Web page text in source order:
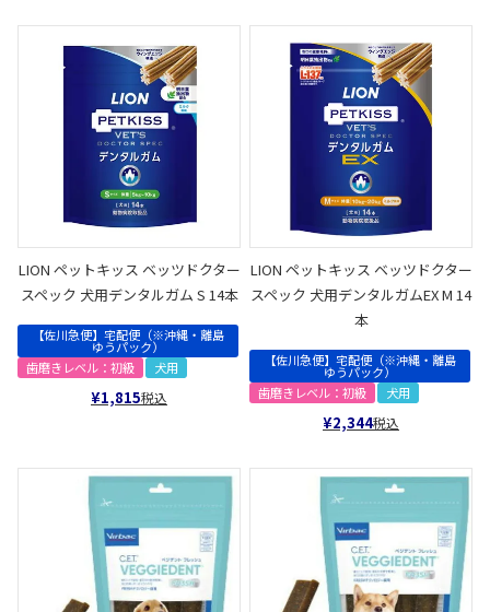
LION ペットキッス ベッツドクター
スペック 犬用デンタルガム S 14本
【佐川急便】宅配便（※沖縄・離島
ゆうパック）
歯磨きレベル：初級
犬用
¥1,815税込
LION ペットキッス ベッツドクター
スペック 犬用デンタルガムEX M 14
本
【佐川急便】宅配便（※沖縄・離島
ゆうパック）
歯磨きレベル：初級
犬用
¥2,344税込